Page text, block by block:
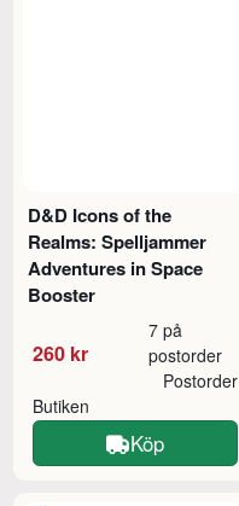
D&D Icons of the
Realms: Spelljammer
Adventures in Space
Booster
260 kr
7 på
postorder
Butiken
Postorder
Köp